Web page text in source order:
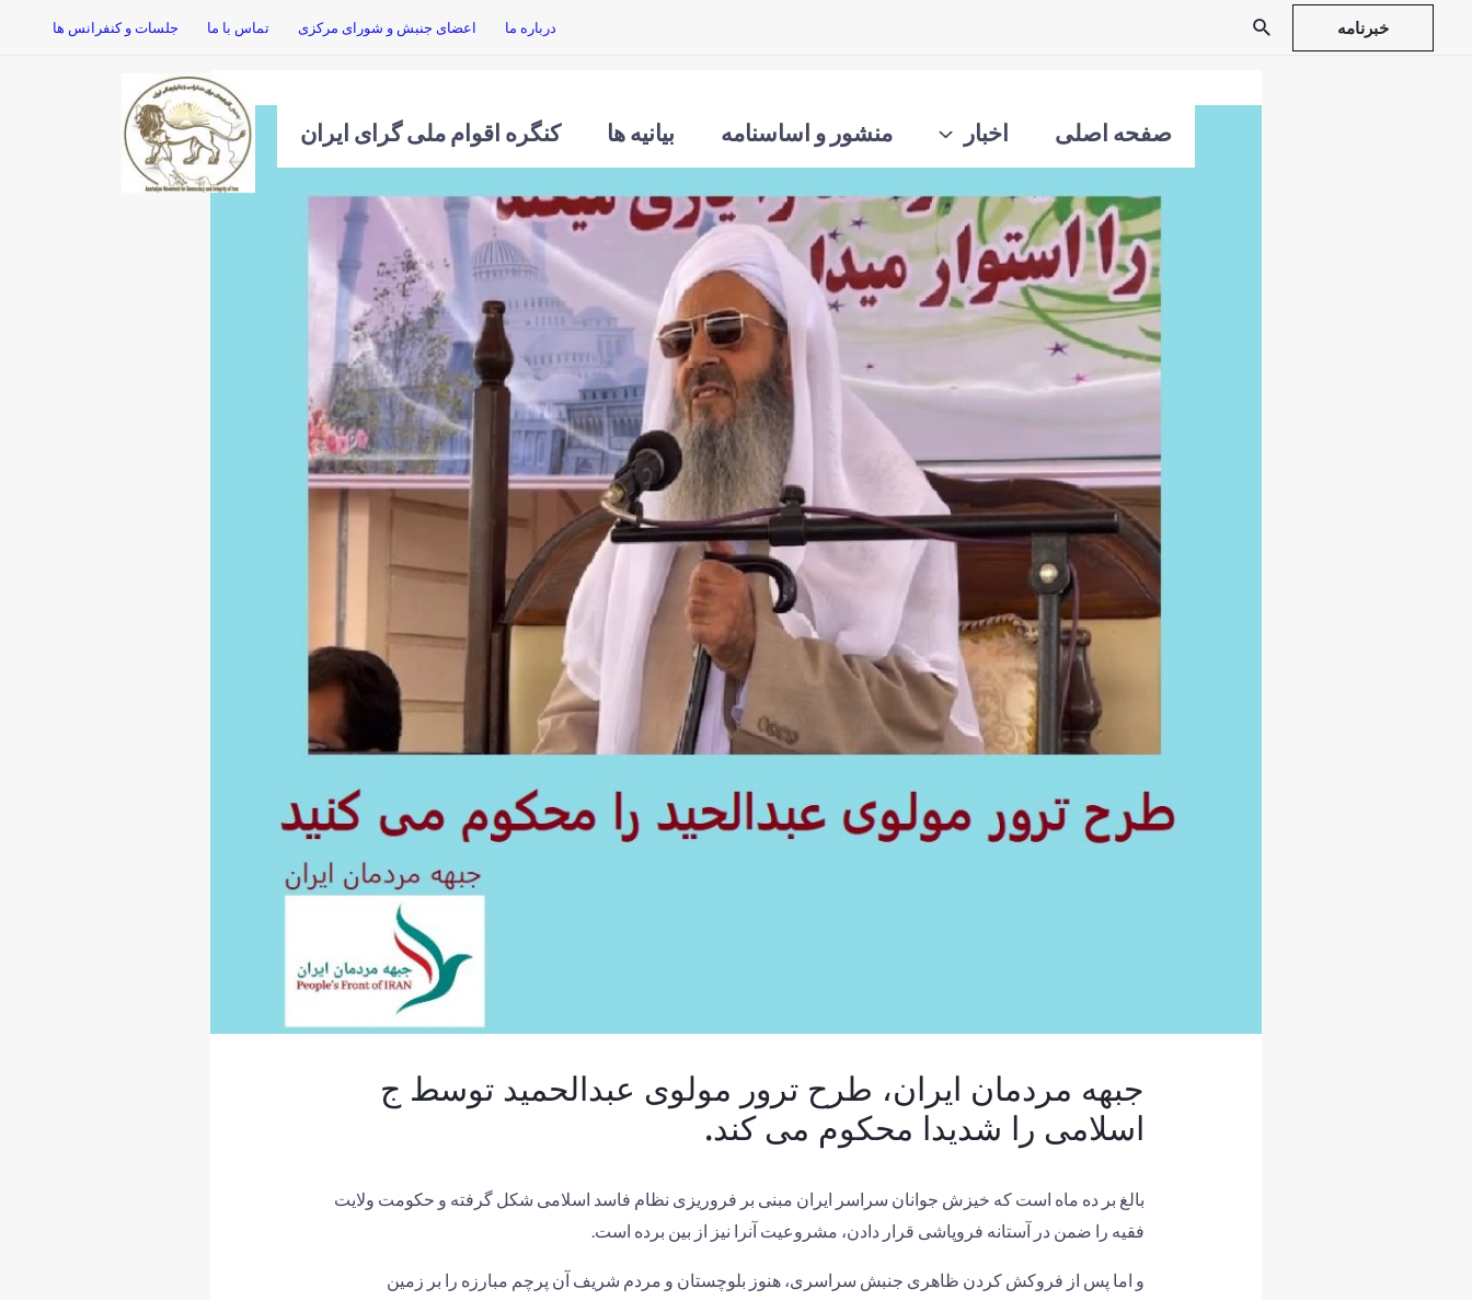
خبرنامه درباره ما اعضای جنبش و شورای مرکزی تماس با ما جلسات و کنفرانس ها
صفحه اصلی اخبار منشور و اساسنامه بیانیه ها کنگره اقوام ملی گرای ایران
جبهه مردمان ایران، طرح ترور مولوی عبدالحمید توسط ج
اسلامی را شدیدا محکوم می کند.
بالغ بر ده ماه است که خیزش جوانان سراسر ایران مبنی بر فروریزی نظام فاسد اسلامی شکل گرفته و حکومت ولایت
فقیه را ضمن در آستانه فروپاشی قرار دادن، مشروعیت آنرا نیز از بین برده است.
و اما پس از فروکش کردن ظاهری جنبش سراسری، هنوز بلوچستان و مردم شریف آن پرچم مبارزه را بر زمین